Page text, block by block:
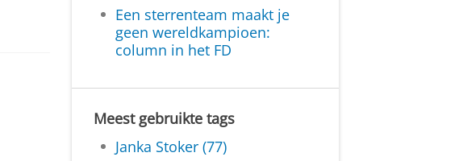
Een sterrenteam maakt je
geen wereldkampioen:
column in het FD
Meest gebruikte tags
Janka Stoker (77)